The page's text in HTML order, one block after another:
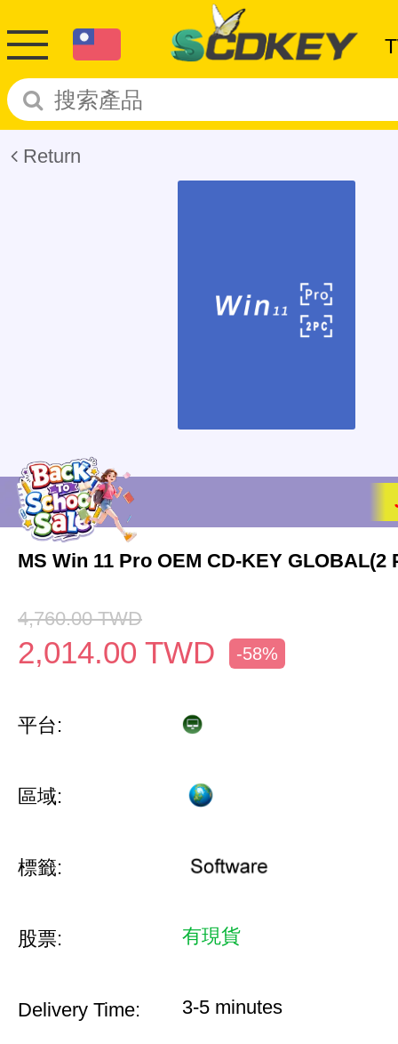
Return
MS Win 11 Pro OEM CD-KEY GLOBAL(2
4,760.00 TWD
2,014.00 TWD -58%
平台:
區域:
標籤:
股票: 有現貨
Delivery Time: 3-5 minutes